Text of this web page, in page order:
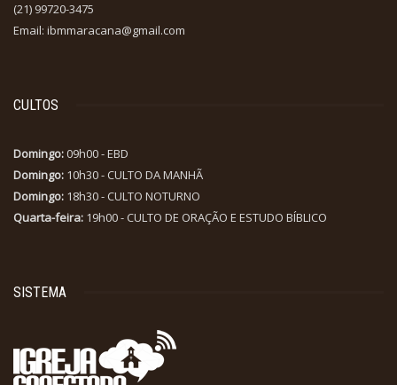
(21) 99720-3475
Email: ibmmaracana@gmail.com
CULTOS
Domingo:09h00 - EBD
Domingo: 10h30 - CULTO DA MANHÃ
Domingo: 18h30 - CULTO NOTURNO
Quarta-feira: 19h00 - CULTO DE ORAÇÃO E ESTUDO BÍBLICO
SISTEMA